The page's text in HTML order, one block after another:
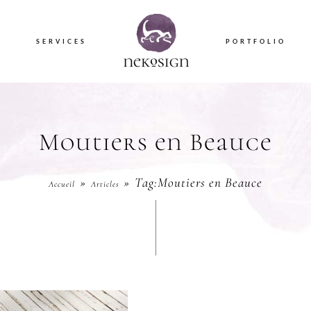
SERVICES PORTFOLIO
Moutiers en Beauce
Accueil Articles Tag:Moutiers en Beauce